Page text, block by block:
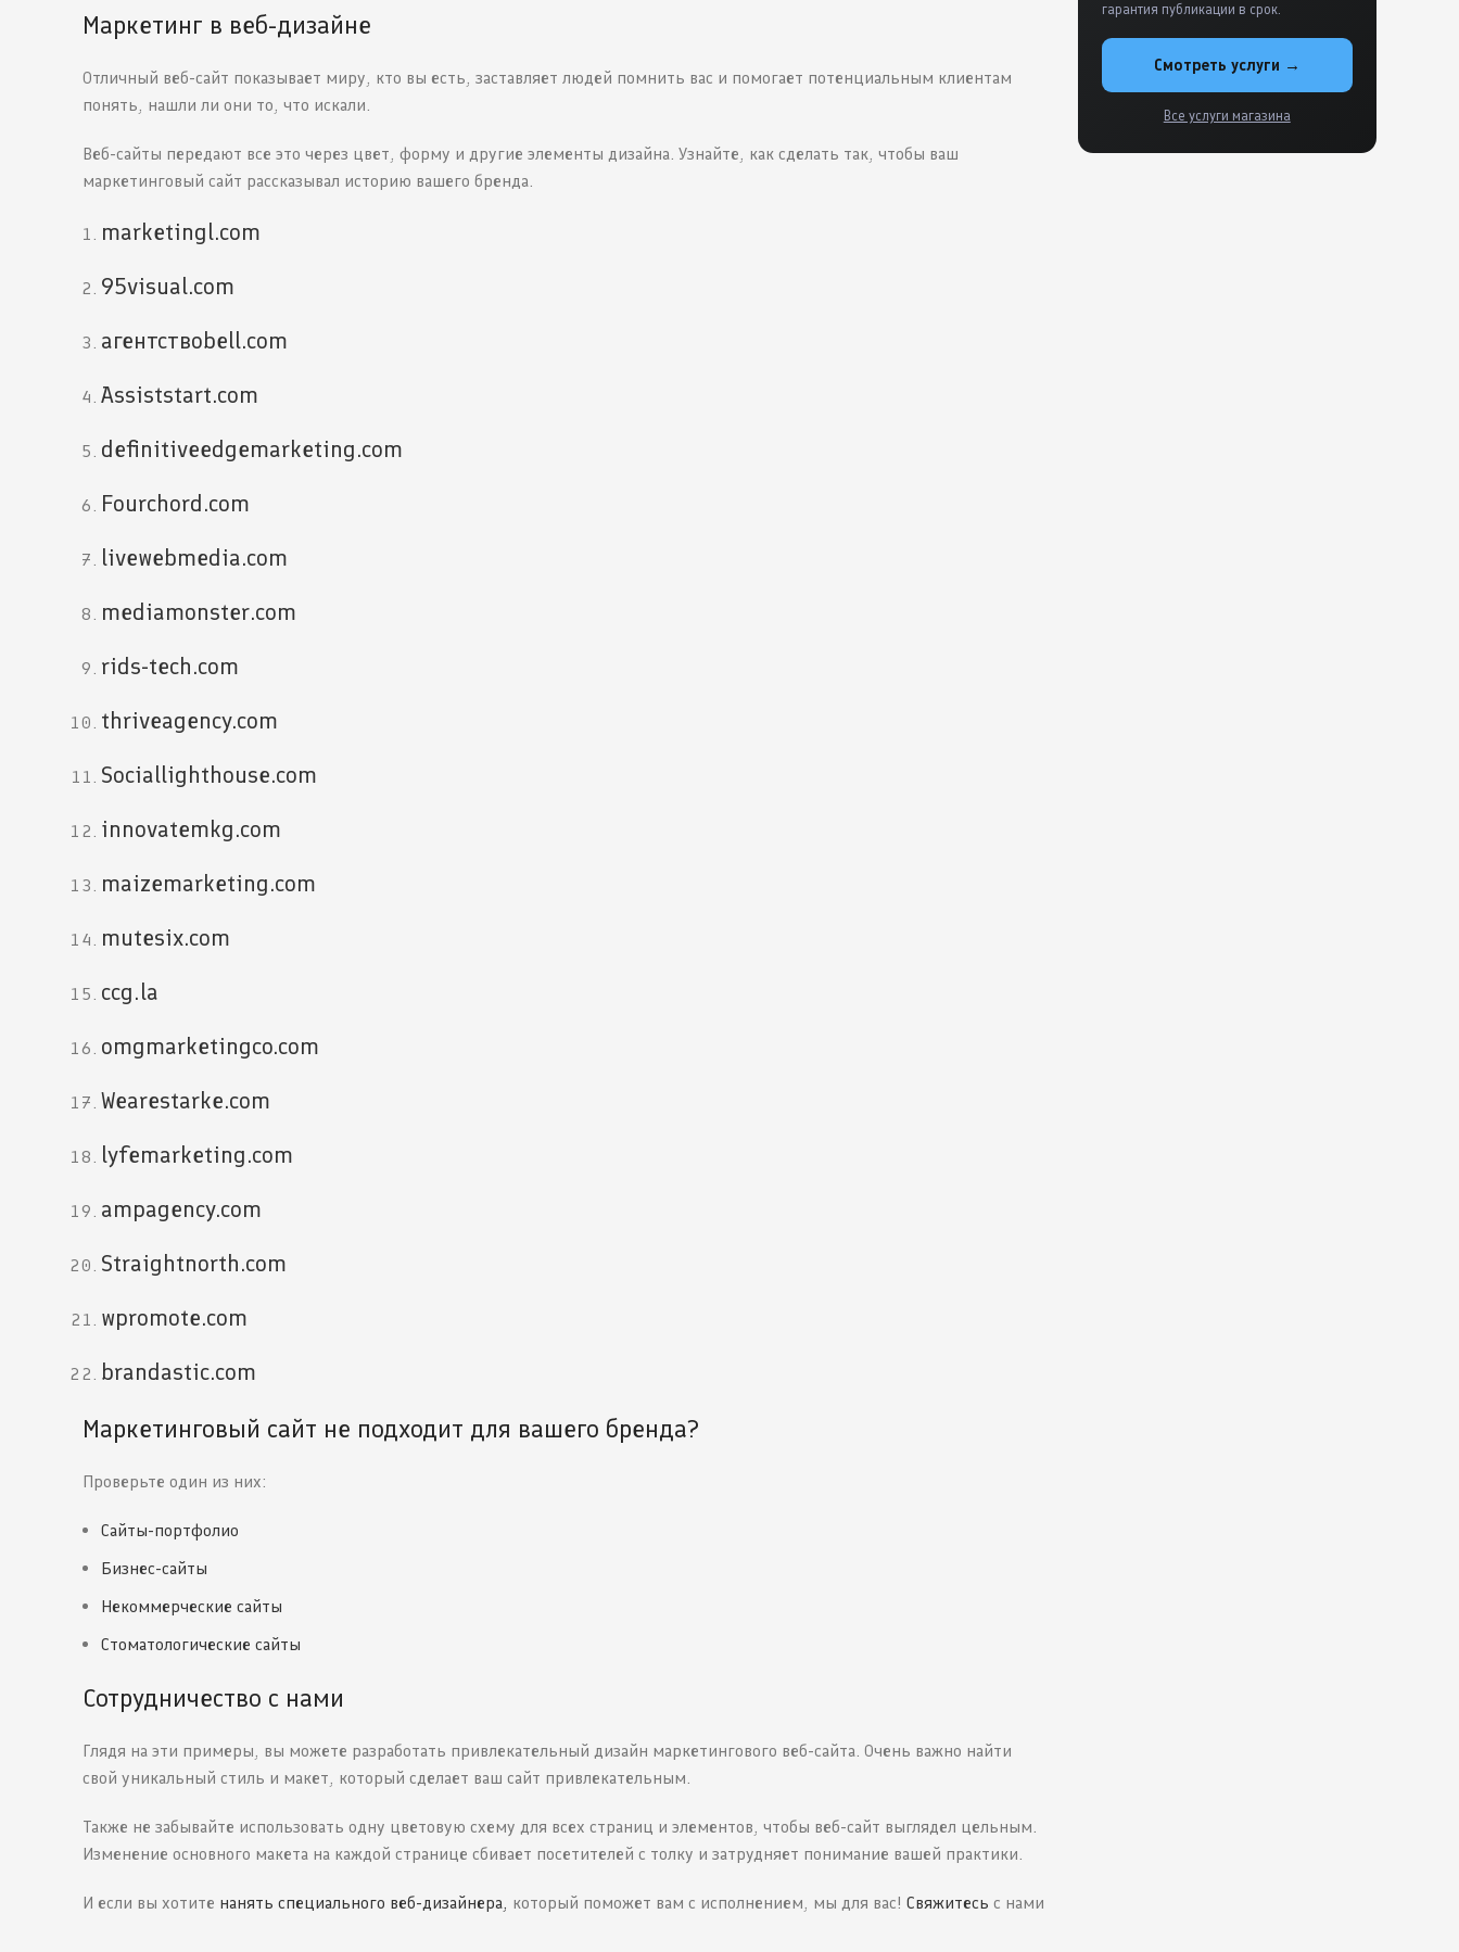
Маркетинг в веб-дизайне
Отличный веб-сайт показывает миру, кто вы есть, заставляет людей помнить вас и помогает потенциальным клиентам
понять, нашли ли они то, что искали.
Веб-сайты передают все это через цвет, форму и другие элементы дизайна. Узнайте, как сделать так, чтобы ваш
маркетинговый сайт рассказывал историю вашего бренда.
marketingl.com
95visual.com
агентствоbell.com
Assiststart.com
definitiveedgemarketing.com
Fourchord.com
livewebmedia.com
mediamonster.com
rids-tech.com
thriveagency.com
Sociallighthouse.com
innovatemkg.com
maizemarketing.com
mutesix.com
ccg.la
omgmarketingco.com
Wearestarke.com
lyfemarketing.com
ampagency.com
Straightnorth.com
wpromote.com
brandastic.com
Маркетинговый сайт не подходит для вашего бренда?
Проверьте один из них:
Сайты-портфолио
Бизнес-сайты
Некоммерческие сайты
Стоматологические сайты
Сотрудничество с нами
Глядя на эти примеры, вы можете разработать привлекательный дизайн маркетингового веб-сайта. Очень важно найти
свой уникальный стиль и макет, который сделает ваш сайт привлекательным.
Также не забывайте использовать одну цветовую схему для всех страниц и элементов, чтобы веб-сайт выглядел цельным.
Изменение основного макета на каждой странице сбивает посетителей с толку и затрудняет понимание вашей практики.
И если вы хотите нанять специального веб-дизайнера, который поможет вам с исполнением, мы для вас! Свяжитесь с нами
гарантия публикации в срок.
Смотреть услуги →
Все услуги магазина